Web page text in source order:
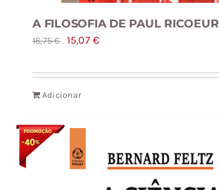
A FILOSOFIA DE PAUL RICOEUR
16,75€
O
original
era:
15,07€O
atual
Adicionar